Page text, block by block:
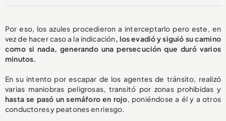
Por eso, los azules procedieron a interceptarlo pero este, en
vez de hacer caso a la indicación, los evadió y siguió su camino
como si nada, generando una persecución que duró varios
minutos.
En su intento por escapar de los agentes de tránsito, realizó
varias maniobras peligrosas, transitó por zonas prohibidas y
hasta se pasó un semáforo en rojo, poniéndose a él y a otros
conductores y peatones en riesgo.